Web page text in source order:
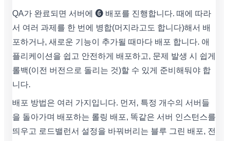
QA가 완료되면 서버에 ➏ 배포를 진행합니다. 때에 따라
서 여러 과제를 한 번에 병합(머지라고도 합니다)해서 배
포하거나, 새로운 기능이 추가될 때마다 배포 합니다. 애
플리케이션을 쉽고 안전하게 배포하고, 문제 발생 시 쉽게
롤백(이전 버전으로 돌리는 것)할 수 있게 준비해둬야 합
니다.
배포 방법은 여러 가지입니다. 먼저, 특정 개수의 서버들
을 돌아가며 배포하는 롤링 배포, 똑같은 서버 인스턴스를
띄우고 로드밸런서 설정을 바꿔버리는 블루 그린 배포, 전